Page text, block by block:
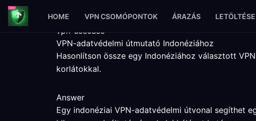
HOME VPN CSOMÓPONTOK ÁRAZÁS
vpn-usecase
VPN-adatvédelmi útmutató Indonéziához
Hasonlítson össze egy Indonéziához választott
korlátokkal.
Answer
Egy indonéziai VPN-adatvédelmi útvonal segíthet